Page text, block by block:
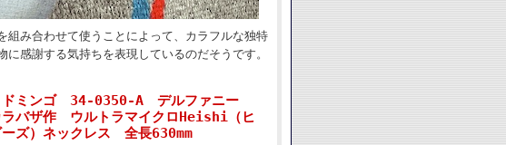
み合わせて使うことによって、カラフルな独特
感謝する気持ちを表現しているのだそうです。
ドミンゴ 34-0350-A デルファニー
ラバザ作 ウルトラマイクロHeishi（ヒ
ーズ）ネックレス 全長630mm